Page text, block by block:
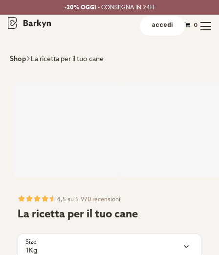
-20% OGGI - CONSEGNA IN 24H
accedi 0
Shop La ricetta per il tuo cane
4,5 su 5.970 recensioni
La ricetta per il tuo cane
Size
1Kg